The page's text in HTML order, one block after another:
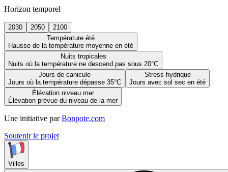
Horizon temporel
2030 2050
2100
Température été
Hausse de la température moyenne en été
Nuits tropicales
Nuits où la température ne descend pas sous 20°C
Jours de canicule
Jours où la température dépasse 35°C
Stress hydrique
Jours avec sol sec en été
Élévation niveau mer
Élévation prévue du niveau de la mer
Une initiative par Bonpote.com
Soutenir le projet
Villes